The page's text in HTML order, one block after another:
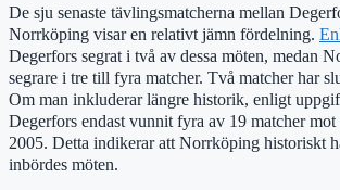
De sju senaste tävlingsmatcherna mellan
Norrköping visar en relativt jämn fördelning.
Degerfors segrat i två av dessa möten, medan
segrare i tre till fyra matcher. Två matcher har
Om man inkluderar längre historik, enligt
Degerfors endast vunnit fyra av 19 matcher
2005. Detta indikerar att Norrköping historiskt
inbördes möten.